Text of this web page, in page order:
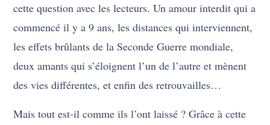
cette question avec les lecteurs. Un amour interdit qui a
commencé il y a 9 ans, les distances qui interviennent,
les effets brûlants de la Seconde Guerre mondiale,
deux amants qui s’éloignent l’un de l’autre et mènent
des vies différentes, et enfin des retrouvailles…
Mais tout est-il comme ils l’ont laissé ? Grâce à cette